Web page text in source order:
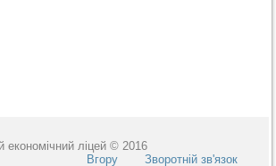
економічний ліцей © 2016
Вгору
Зворотній зв'язок